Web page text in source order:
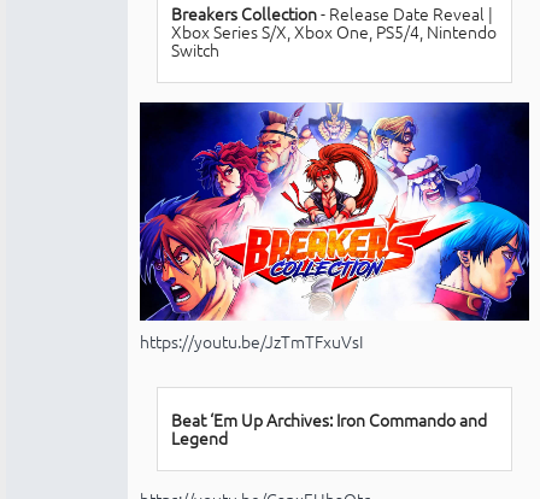
Breakers Collection- Release Date Reveal |
Xbox Series S/X, Xbox One, PS5/4, Nintendo
Switch
https://youtu.be/JzTmTFxuVsI
Beat ‘Em Up Archives: Iron Commando and
Legend